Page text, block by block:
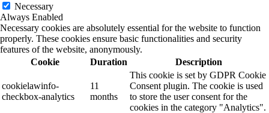
Necessary
Always Enabled
Necessary cookies are absolutely essential for the website to function
properly. These cookies ensure basic functionalities and security
features of the website, anonymously.
Cookie
Duration Description
cookielawinfo-
checkbox-analytics
11
months
This cookie is set by GDPR Cookie
Consent plugin. The cookie is used
to store the user consent for the
cookies in the category "Analytics".